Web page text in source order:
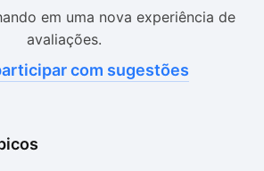
em uma nova experiência de
avaliações.
com sugestões